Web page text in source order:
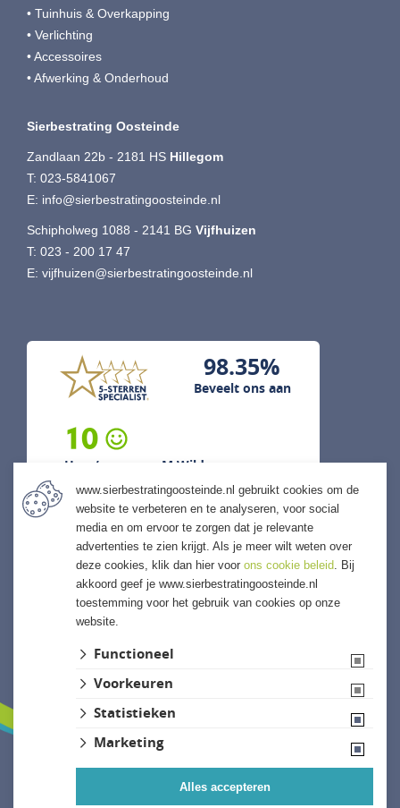
• Tuinhuis & Overkapping
• Verlichting
• Accessoires
• Afwerking & Onderhoud
Sierbestrating Oosteinde
Zandlaan 22b - 2181 HS Hillegom
T: 023-5841067
E: info@sierbestratingoosteinde.nl
Schipholweg 1088 - 2141 BG Vijfhuizen
T: 023 - 200 17 47
E: vijfhuizen@sierbestratingoosteinde.nl
98.35%
Beveelt ons aan
10
Heer/mevrouw M Wilde
28 juli 2026
"Een bedrijf met verstand van
zaken, goed geholpen en denkt
mee op een eerlijke manier. Al
meerdere bestellingen gedaan en
zal..."
previous next
www.sierbestratingoosteinde.nl gebruikt cookies om de
website te verbeteren en te analyseren, voor social
media en om ervoor te zorgen dat je relevante
advertenties te zien krijgt. Als je meer wilt weten over
deze cookies, klik dan hier voor ons cookie beleid. Bij
akkoord geef je www.sierbestratingoosteinde.nl
toestemming voor het gebruik van cookies op onze
website.
Functioneel
Voorkeuren
Statistieken
Marketing
Alles accepteren